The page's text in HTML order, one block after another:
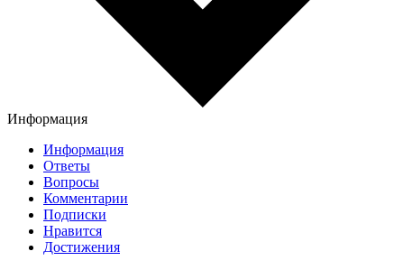
Информация
Информация
Ответы
Вопросы
Комментарии
Подписки
Нравится
Достижения